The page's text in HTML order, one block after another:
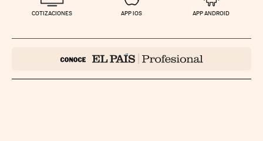
COTIZACIONES APP IOS APP ANDROID